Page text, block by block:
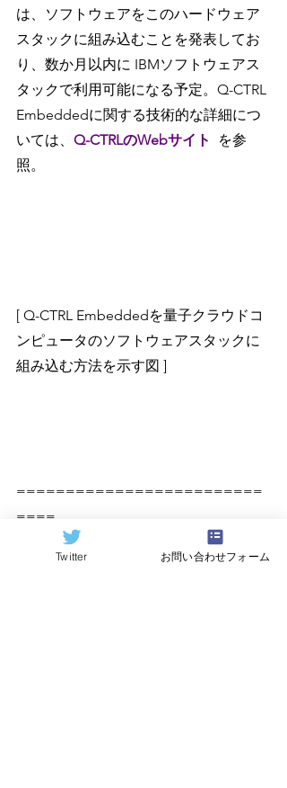
は、ソフトウェアをこのハードウェア
スタックに組み込むことを発表してお
り、数か月以内に IBMソフトウェアス
タックで利用可能になる予定。Q-CTRL
Embeddedに関する技術的な詳細につ
いては、 Q-CTRLのWebサイト
を参
照。
[ Q-CTRL Embeddedを量子クラウドコ
ンピュータのソフトウェアスタックに
組み込む方法を示す図 ]
=========================
====
原記事（Quantum Computing
Twitter お問い合わせフォーム